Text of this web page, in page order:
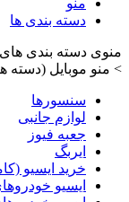
منو
دسته بندی ها
منوی دسته بندی
> منو موبایل (دسته
سنسورها
لوازم جانبی
جعبه فیوز
ایربگ
خرید ایسیو
ایسیو